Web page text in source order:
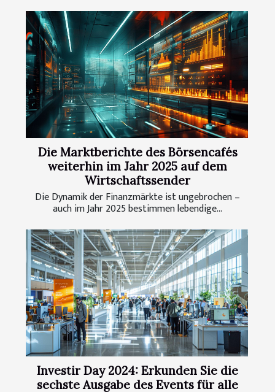
Die Marktberichte des Börsencafés
weiterhin im Jahr 2025 auf dem
Wirtschaftssender
Die Dynamik der Finanzmärkte ist ungebrochen –
auch im Jahr 2025 bestimmen lebendige...
Investir Day 2024: Erkunden Sie die
sechste Ausgabe des Events für alle